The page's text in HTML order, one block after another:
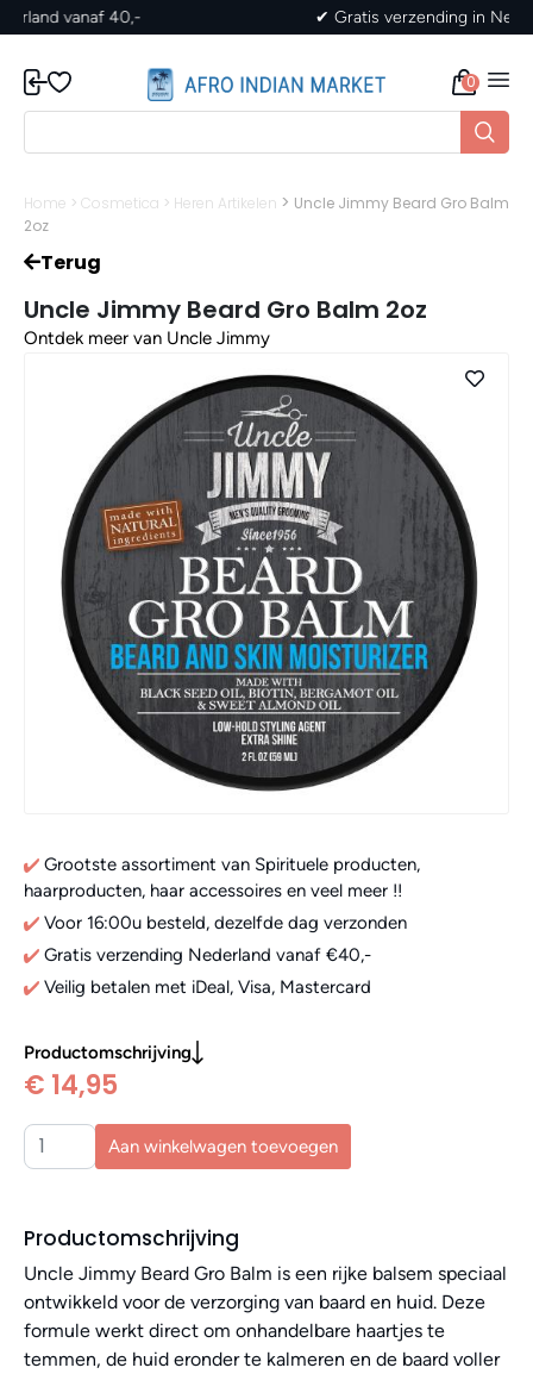
✔ Gratis verzending in Nederland vanaf 40,-
0
Home > Cosmetica > Heren Artikelen > Uncle Jimmy Beard Gro Balm
2oz
Terug
Uncle Jimmy Beard Gro Balm 2oz
Ontdek meer van Uncle Jimmy
Grootste assortiment van Spirituele producten,
haarproducten, haar accessoires en veel meer !!
Voor 16:00u besteld, dezelfde dag verzonden
Gratis verzending Nederland vanaf €40,-
Veilig betalen met iDeal, Visa, Mastercard
Productomschrijving
€ 14,95
Aan winkelwagen toevoegen
Productomschrijving
Uncle Jimmy Beard Gro Balm is een rijke balsem speciaal
ontwikkeld voor de verzorging van baard en huid. Deze
formule werkt direct om onhandelbare haartjes te
temmen, de huid eronder te kalmeren en de baard voller